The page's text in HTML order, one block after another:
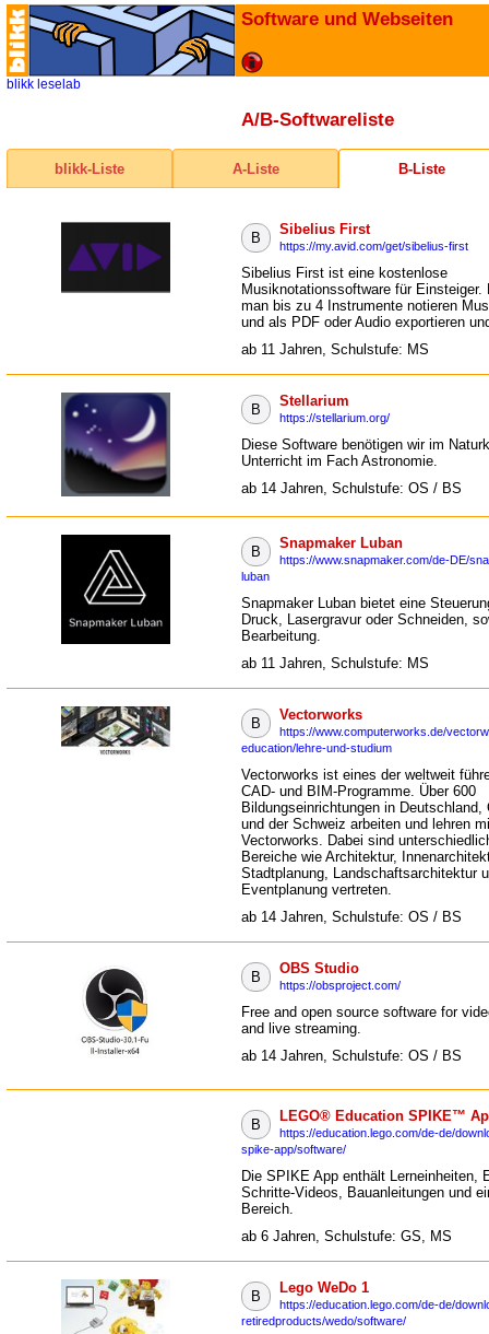
Software und Webseiten
blikk leselab
A/B-Softwareliste
blikk-Liste A-Liste B-Liste
B
Sibelius First
https://my.avid.com/get/sibelius-first
Sibelius First ist eine kostenlose
Musiknotationssoftware für Einsteiger.
man bis zu 4 Instrumente notieren
und als PDF oder Audio exportieren
ab 11 Jahren, Schulstufe: MS
B
Stellarium
https://stellarium.org/
Diese Software benötigen wir im
Unterricht im Fach Astronomie.
ab 14 Jahren, Schulstufe: OS / BS
B
Snapmaker Luban
https://www.snapmaker.com/de-DE/
luban
Snapmaker Luban bietet eine
Druck, Lasergravur oder Schneiden,
Bearbeitung.
ab 11 Jahren, Schulstufe: MS
B
Vectorworks
https://www.computerworks.de/
education/lehre-und-studium
Vectorworks ist eines der weltweit
CAD- und BIM-Programme. Über 600
Bildungseinrichtungen in Deutschland,
und der Schweiz arbeiten und lehren
Vectorworks. Dabei sind
Bereiche wie Architektur,
Stadtplanung, Landschaftsarchitektur
Eventplanung vertreten.
ab 14 Jahren, Schulstufe: OS / BS
B
OBS Studio
https://obsproject.com/
Free and open source software for
and live streaming.
ab 14 Jahren, Schulstufe: OS / BS
B
LEGO® Education SPIKE™
https://education.lego.com/de-de/
spike-app/software/
Die SPIKE App enthält Lerneinheiten,
Schritte-Videos, Bauanleitungen und
Bereich.
ab 6 Jahren, Schulstufe: GS, MS
B
Lego WeDo 1
https://education.lego.com/de-de/
retiredproducts/wedo/software/